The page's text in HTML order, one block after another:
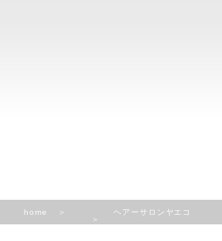
home ヘアーサロンヤエコ